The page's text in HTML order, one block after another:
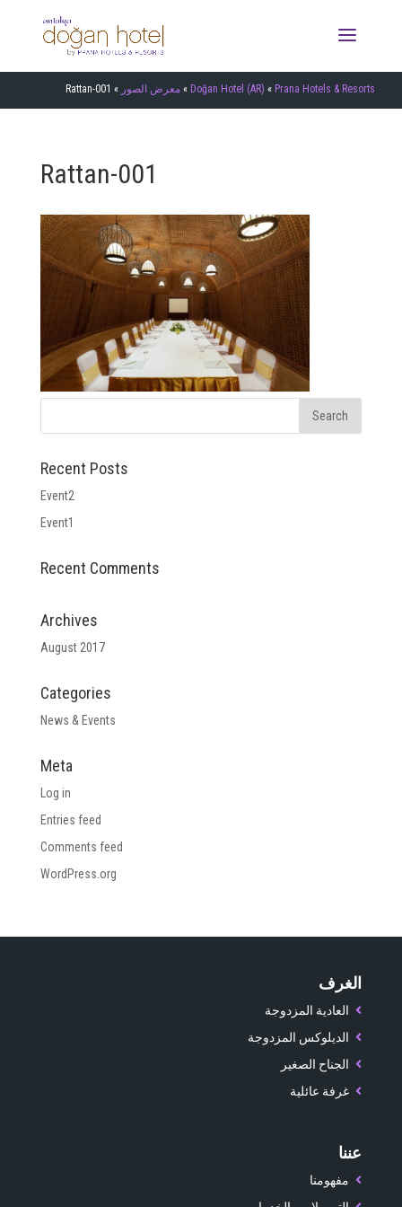
Prana Hotels & Resorts
»
Doğan Hotel (AR)
» معرض الصور »
Rattan-001
Rattan-001
Recent Posts
Event2
Event1
Recent Comments
Archives
August 2017
Categories
News & Events
Meta
Log in
Entries feed
Comments feed
WordPress.org
الغرف
العادية المزدوجة
الديلوكس المزدوجة
الجناح الصغير
غرفة عائلية
عننا
مفهومنا